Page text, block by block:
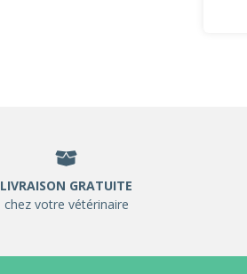
LIVRAISON GRATUITE
chez votre vétérinaire